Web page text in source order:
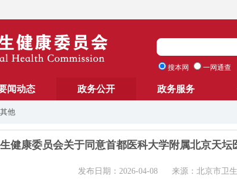
搜本网 一网通查
闻动态 政务公开 政务服务
其他
健康委员会关于同意首都医科大学附属北京天
发布日期：2026-04-08 来源：北京市卫